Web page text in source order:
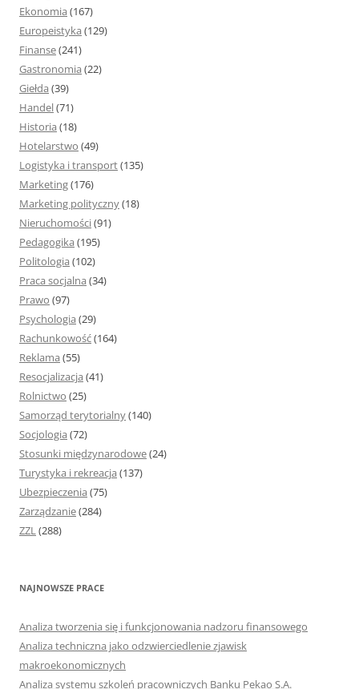
Ekonomia (167)
Europeistyka (129)
Finanse(241)
Gastronomia (22)
Giełda (39)
Handel(71)
Historia (18)
Hotelarstwo (49)
Logistyka i transport(135)
Marketing(176)
Marketing polityczny(18)
Nieruchomości(91)
Pedagogika (195)
Politologia (102)
Praca socjalna (34)
Prawo (97)
Psychologia (29)
Rachunkowość(164)
Reklama (55)
Resocjalizacja (41)
Rolnictwo (25)
Samorząd terytorialny(140)
Socjologia (72)
Stosunki międzynarodowe(24)
Turystyka i rekreacja (137)
Ubezpieczenia (75)
Zarządzanie(284)
ZZL(288)
NAJNOWSZE PRACE
Analiza tworzenia się i funkcjonowania nadzoru finansowego
Analiza techniczna jako odzwierciedlenie zjawisk
makroekonomicznych
Analiza systemu szkoleń pracowniczych Banku Pekao S.A.